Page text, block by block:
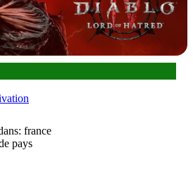
france
pays